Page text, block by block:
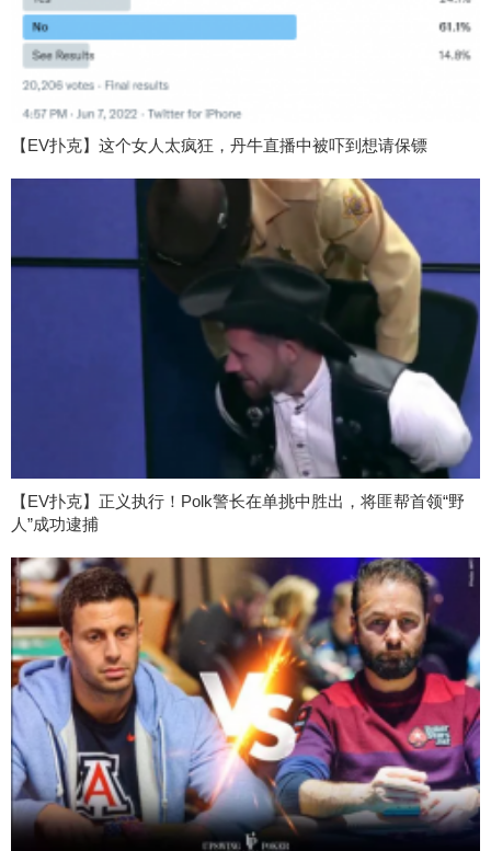
【EV扑克】这个女人太疯狂，丹牛直播中被吓到想请保镖
【EV扑克】正义执行！Polk警长在单挑中胜出，将匪帮首领“野
人”成功逮捕